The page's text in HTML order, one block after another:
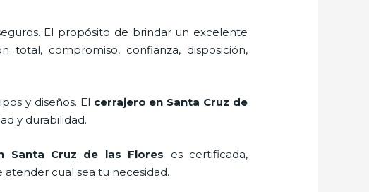
El propósito de brindar un excelente
total, compromiso, confianza, disposición,
y diseños. El cerrajero en Santa Cruz de
y durabilidad.
Santa Cruz de las Flores es certificada,
cual sea tu necesidad.